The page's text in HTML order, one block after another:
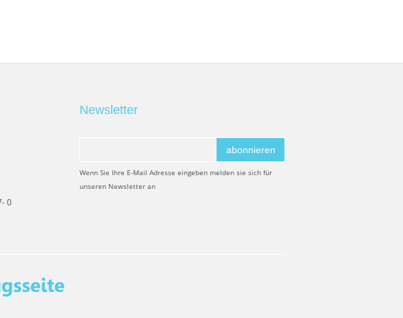
0
Newsletter
abonnieren
Wenn Sie Ihre E-Mail Adresse eingeben melden sie sich für
unseren Newsletter an